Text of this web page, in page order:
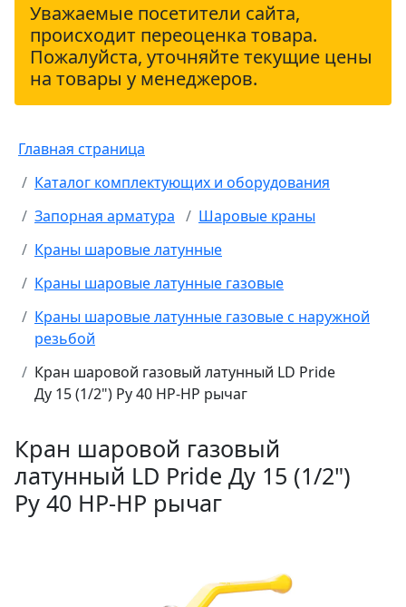
Уважаемые посетители сайта,
происходит переоценка товара.
Пожалуйста, уточняйте текущие цены
на товары у менеджеров.
Главная страница
Каталог комплектующих и оборудования
Запорная арматура
Шаровые краны
Краны шаровые латунные
Краны шаровые латунные газовые
Краны шаровые латунные газовые с наружной
резьбой
Кран шаровой газовый латунный LD Pride
Ду 15 (1/2") Ру 40 НР-НР рычаг
Кран шаровой газовый
латунный LD Pride Ду 15 (1/2")
Ру 40 НР-НР рычаг